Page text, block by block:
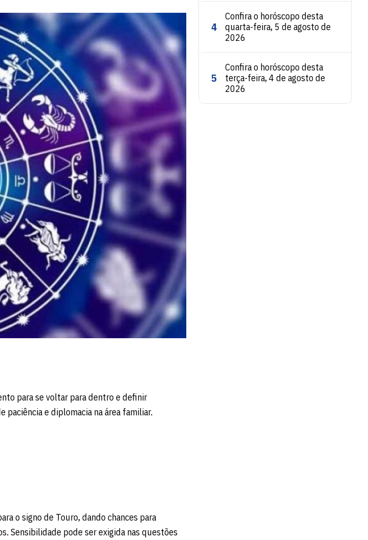
para se voltar para dentro e definir
paciência e diplomacia na área familiar.
o signo de Touro, dando chances para
Sensibilidade pode ser exigida nas questões
4
Confira o horóscopo desta
quarta-feira, 5 de agosto de
2026
5
Confira o horóscopo desta
terça-feira, 4 de agosto de
2026